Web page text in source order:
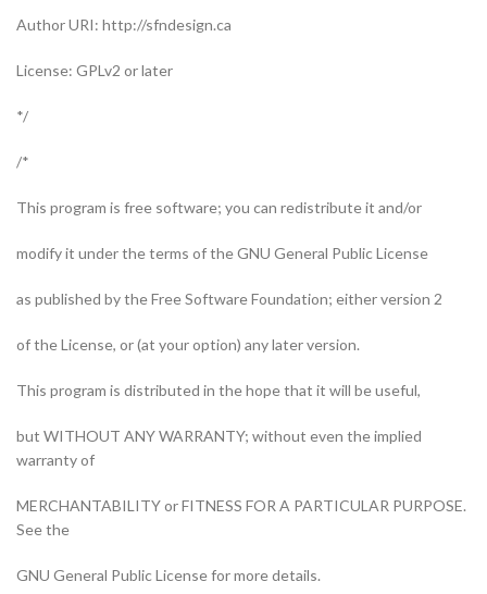
Author URI: http://sfndesign.ca
License: GPLv2 or later
/*
*/
This program is free software; you can redistribute it and/or
modify it under the terms of the GNU General Public License
as published by the Free Software Foundation; either version 2
.of the License, or (at your option) any later version
,This program is distributed in the hope that it will be useful
but WITHOUT ANY WARRANTY; without even the implied
warranty of
MERCHANTABILITY or FITNESS FOR A PARTICULAR PURPOSE.
See the
.GNU General Public License for more details